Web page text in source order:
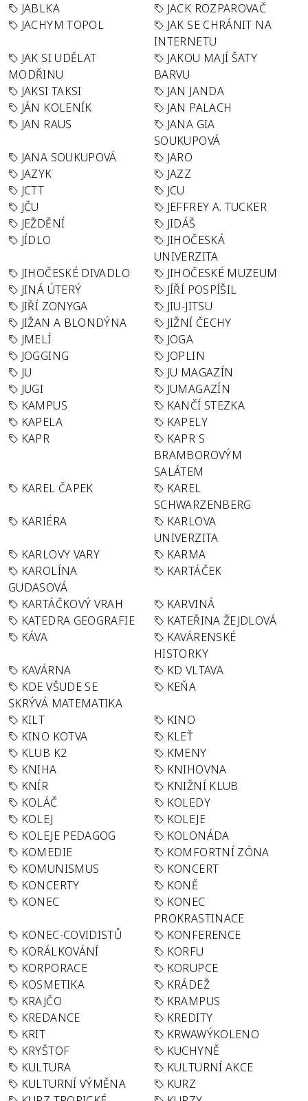
JABLKA
JACK ROZPAROVAČ
JACHYM TOPOL
JAK SE CHRÁNIT NA
INTERNETU
JAK SI UDĚLAT
MODŘINU
JAKOU MAJÍ ŠATY
BARVU
JAKSI TAKSI
JAN JANDA
JÁN KOLENÍK
JAN PALACH
JAN RAUS
JANA GIA
SOUKUPOVÁ
JANA SOUKUPOVÁ
JARO
JAZYK
JAZZ
JCTT
JCU
JČU
JEFFREY A. TUCKER
JEŽDĚNÍ
JIDÁŠ
JÍDLO
JIHOČESKÁ
UNIVERZITA
JIHOČESKÉ DIVADLO
JIHOČESKÉ MUZEUM
JINÁ ÚTERÝ
JÍŘÍ POSPÍŠIL
JIŘÍ ZONYGA
JIU-JITSU
JIŽAN A BLONDÝNA
JIŽNÍ ČECHY
JMELÍ
JOGA
JOGGING
JOPLIN
JU
JU MAGAZÍN
JUGI
JUMAGAZÍN
KAMPUS
KANČÍ STEZKA
KAPELA
KAPELY
KAPR
KAPR S
BRAMBOROVÝM
SALÁTEM
KAREL ČAPEK
KAREL
SCHWARZENBERG
KARIÉRA
KARLOVA
UNIVERZITA
KARLOVY VARY
KARMA
KAROLÍNA
GUDASOVÁ
KARTÁČEK
KARTÁČKOVÝ VRAH
KARVINÁ
KATEDRA GEOGRAFIE
KATEŘINA ŽEJDLOVÁ
KÁVA
KAVÁRENSKÉ
HISTORKY
KAVÁRNA
KD VLTAVA
KDE VŠUDE SE
SKRÝVÁ MATEMATIKA
KEŇA
KILT
KINO
KINO KOTVA
KLEŤ
KLUB K2
KMENY
KNIHA
KNIHOVNA
KNÍR
KNIŽNÍ KLUB
KOLÁČ
KOLEDY
KOLEJ
KOLEJE
KOLEJE PEDAGOG
KOLONÁDA
KOMEDIE
KOMFORTNÍ ZÓNA
KOMUNISMUS
KONCERT
KONCERTY
KONĚ
KONEC
KONEC
PROKRASTINACE
KONEC-COVIDISTŮ
KONFERENCE
KORÁLKOVÁNÍ
KORFU
KORPORACE
KORUPCE
KOSMETIKA
KRÁDEŽ
KRAJČO
KRAMPUS
KREDANCE
KREDITY
KRIT
KRWAWÝKOLENO
KRYŠTOF
KUCHYNĚ
KULTURA
KULTURNÍ AKCE
KULTURNÍ VÝMĚNA
KURZ